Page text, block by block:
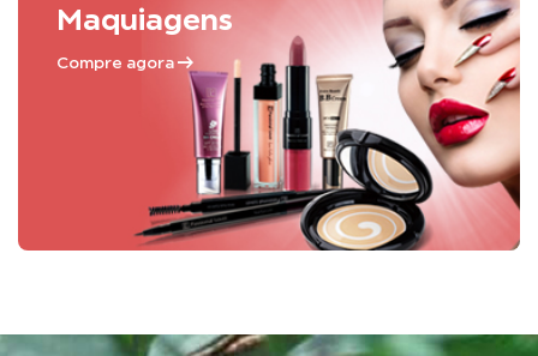
Maquiagens
Compre agora